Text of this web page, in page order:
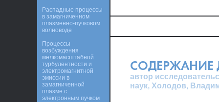
СОДЕРЖАНИЕ
автор
наук, Холодов,
Распадные процессы
в замагниченном
плазменно-пучковом
волноводе
Процессы
возбуждения
мелкомасштабной
турбулентности и
электромагнитной
эмиссии в
замагниченной
плазме с
электронным пучком